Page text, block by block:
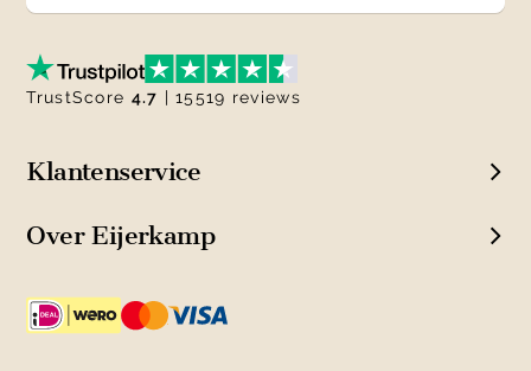
Klantenservice
Over Eijerkamp
TrustScore 4.7 | 15519 reviews